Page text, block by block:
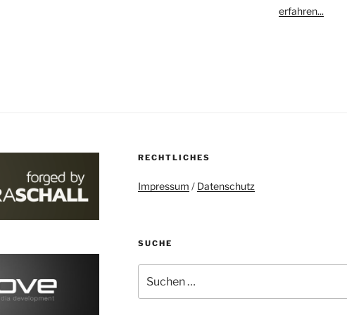
erfahren...
RECHTLICHES
Impressum / Datenschutz
SUCHE
nach: